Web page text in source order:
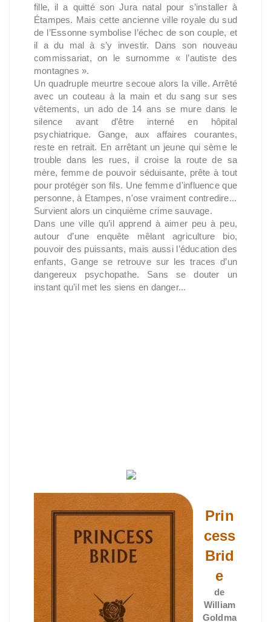
fille, il a quitté son Jura natal pour s’installer à
Étampes. Mais cette ancienne ville royale du sud
de l’Essonne symbolise l’échec de son couple, et
il a du mal à s’y investir. Dans son nouveau
commissariat, on le surnomme « l’autiste des
montagnes ».
Un quadruple meurtre secoue alors la ville. Arrêté
avec un couteau à la main et du sang sur ses
vêtements, un ado de 14 ans se mure dans le
silence avant d’être interné en hôpital
psychiatrique. Gange, aux affaires courantes,
reste en retrait. En arrêtant un jeune qui sème le
trouble dans les rues, il croise la route de sa
mère, femme de pouvoir séduisante, prête à tout
pour protéger son fils. Une femme d'influence que
personne, à Etampes, n'ose vraiment contredire...
Survient alors un cinquième crime sauvage.
Dans une ville qu’il apprend à aimer peu à peu,
autour d’une enquête mêlant agriculture bio,
pouvoir des puissants, mais aussi l’éducation des
enfants, Gange se retrouve sur les traces d’un
dangereux psychopathe. Sans se douter un
instant qu’il met les siens en danger...
Prin
cess
Brid
e
de
William
Goldma